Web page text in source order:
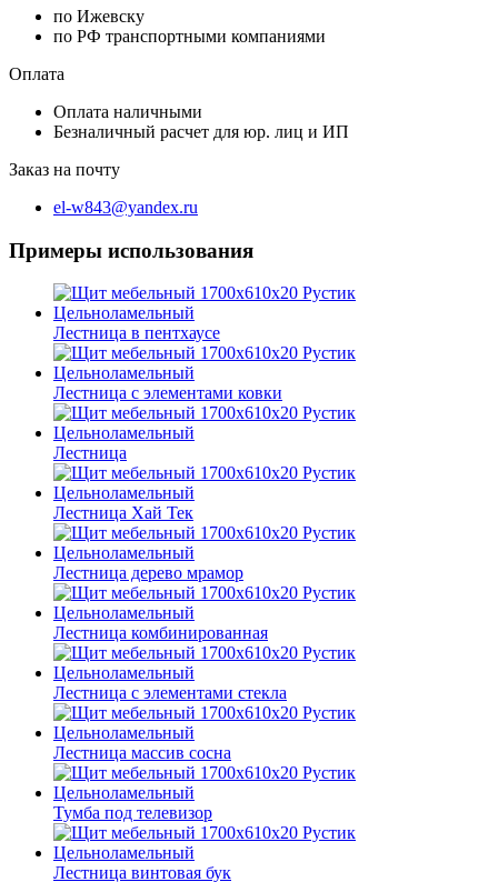
по Ижевску
по РФ транспортными компаниями
Оплата
Оплата наличными
Безналичный расчет для юр. лиц и ИП
Заказ на почту
el-w843@yandex.ru
Примеры использования
Лестница в пентхаусе
Лестница с элементами ковки
Лестница
Лестница Хай Тек
Лестница дерево мрамор
Лестница комбинированная
Лестница с элементами стекла
Лестница массив сосна
Тумба под телевизор
Лестница винтовая бук